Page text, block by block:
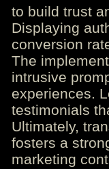
to build trust
Displaying
conversion
The
intrusive
experiences.
testimonials
Ultimately,
fosters a
marketing